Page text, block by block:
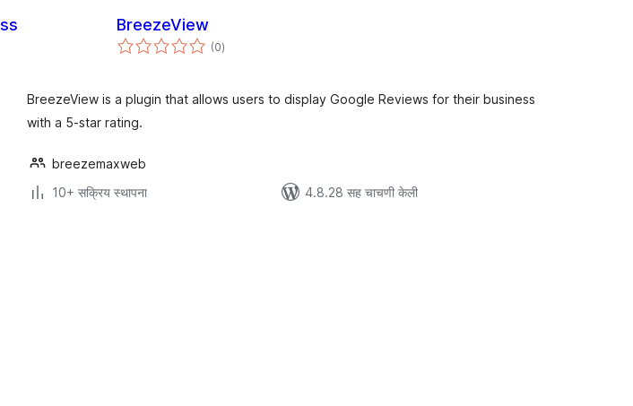
BreezeView
(0एकूण
मूल्यांकन
)
BreezeView is a plugin that allows users to display Google Reviews for their business
with a 5-star rating.
breezemaxweb
10+ सक्रिय स्थापना
4.8.28 सह चाचणी केली